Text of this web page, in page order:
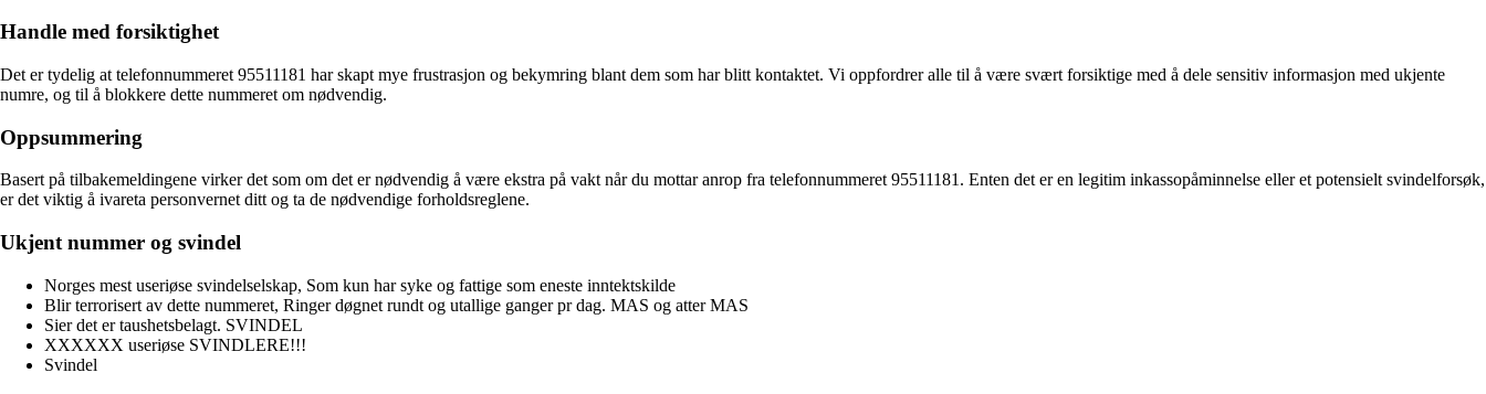
Handle med forsiktighet
Det er tydelig at telefonnummeret 95511181 har skapt mye frustrasjon og bekymring blant dem som har blitt kontaktet. Vi oppfordrer alle til å være svært forsiktige med å dele sensitiv informasjon med ukjente
numre, og til å blokkere dette nummeret om nødvendig.
Oppsummering
Basert på tilbakemeldingene virker det som om det er nødvendig å være ekstra på vakt når du mottar anrop fra telefonnummeret 95511181. Enten det er en legitim inkassopåminnelse eller et potensielt svindelforsøk,
er det viktig å ivareta personvernet ditt og ta de nødvendige forholdsreglene.
Ukjent nummer og svindel
Norges mest useriøse svindelselskap, Som kun har syke og fattige som eneste inntektskilde
Blir terrorisert av dette nummeret, Ringer døgnet rundt og utallige ganger pr dag. MAS og atter MAS
Sier det er taushetsbelagt. SVINDEL
XXXXXX useriøse SVINDLERE!!!
Svindel